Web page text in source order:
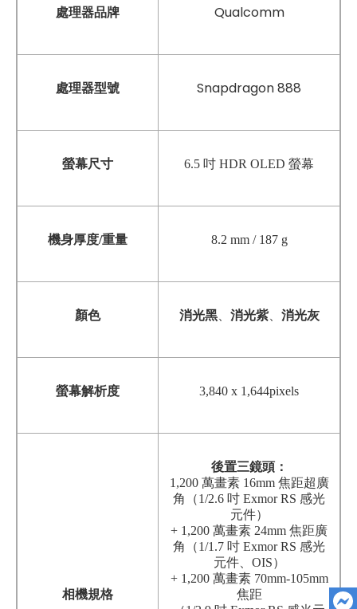
處理器品牌 Qualcomm
處理器型號 Snapdragon 888
螢幕尺寸 6.5 吋 HDR OLED 螢幕
機身厚度/重量 8.2 mm / 187 g
顏色 消光黑、 消光紫、 消光灰
螢幕解析度 3,840 x 1,644pixels
相機規格
後置三鏡頭：
1,200 萬畫素 16mm 焦距超廣
角（1/2.6 吋 Exmor RS 感光
元件）
+ 1,200 萬畫素 24mm 焦距廣
角（1/1.7 吋 Exmor RS 感光
元件、OIS）
+ 1,200 萬畫素 70mm-105mm
焦距